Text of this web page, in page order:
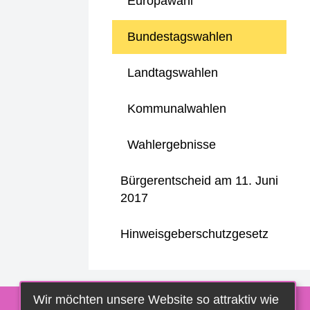
Bundestagswahlen
Landtagswahlen
Kommunalwahlen
Wahlergebnisse
Bürgerentscheid am 11. Juni
2017
Hinweisgeberschutzgesetz
Wir möchten unsere Website so attraktiv wie